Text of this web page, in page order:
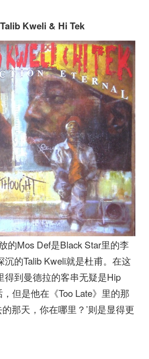
Kweli & Hi Tek
的Mos Def是Black Star里的李
沉的Talib Kweli就是杜甫。在这
得到曼德拉的客串无疑是Hip
但是他在《Too Late》里的那
的那天，你在哪里？’则是显得更